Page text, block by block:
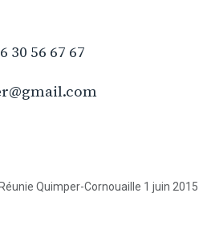
30 56 67 67
Quimper-Cornouaille 1 juin 2015